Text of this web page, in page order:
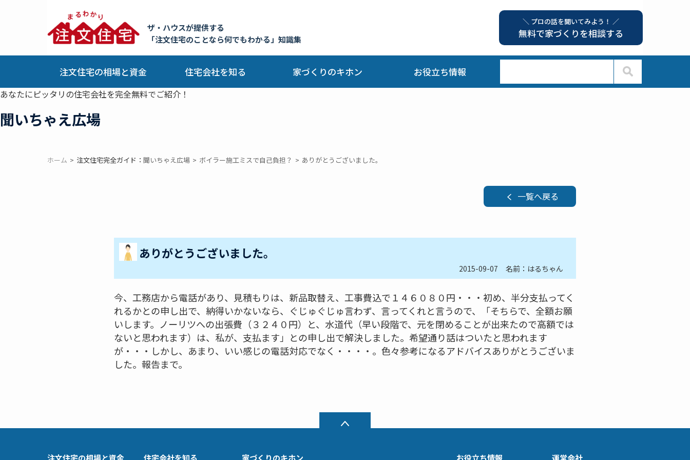
ザ・ハウスが提供する
「注文住宅のことなら何でもわかる」知識集
＼ プロの話を聞いてみよう！ ／
無料で家づくりを相談する
注文住宅の相場と資金 住宅会社を知る 家づくりのキホン お役立ち情報
あなたにピッタリの住宅会社を完全無料でご紹介！
聞いちゃえ広場
ホーム 注文住宅完全ガイド： 聞いちゃえ広場 ボイラー施工ミスで自己負担？ ありがとうございました。
一覧へ戻る
ありがとうございました。
2015-09-07 名前：はるちゃん
今、工務店から電話があり、見積もりは、新品取替え、工事費込で１４６０８０円・・・初め、半分支払ってく
れるかとの申し出で、納得いかないなら、ぐじゅぐじゅ言わず、言ってくれと言うので、「そちらで、全額お願
いします。ノーリツへの出張費（３２４０円）と、水道代（早い段階で、元を閉めることが出来たので高額では
ないと思われます）は、私が、支払ます」との申し出で解決しました。希望通り話はついたと思われます
が・・・しかし、あまり、いい感じの電話対応でなく・・・・。色々参考になるアドバイスありがとうございま
した。報告まで。
注文住宅の相場と資金 住宅会社を知る 家づくりのキホン お役立ち情報 運営会社